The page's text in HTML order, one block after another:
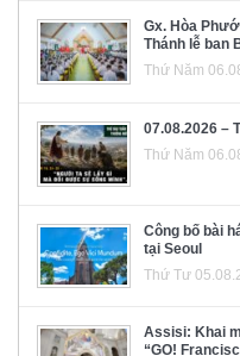
Gx. Hòa
Thánh lễ ban
Thứ Năm
07.08.2026 –
Thứ Năm
Công bố bài
tại Seoul
Thứ Tư
Assisi: Khai
“GO!